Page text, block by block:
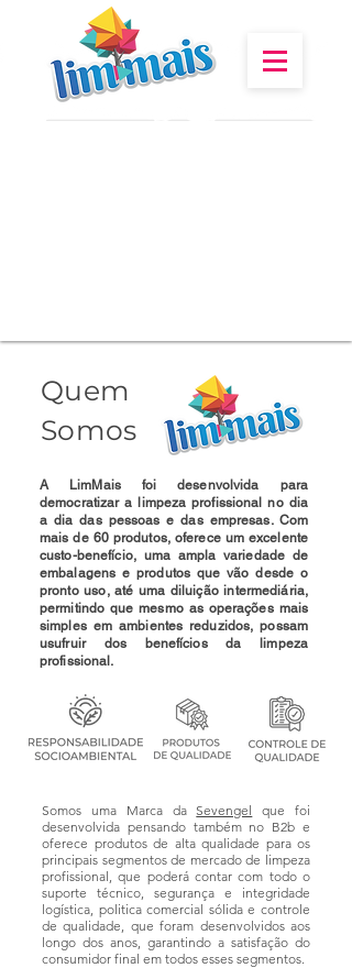
Quem
Somos
A LimMais foi desenvolvida para
democratizar a limpeza profissional no dia
a dia das pessoas e das empresas. Com
mais de 60 produtos, oferece um excelente
custo-benefício, uma ampla variedade de
embalagens e produtos que vão desde o
pronto uso, até uma diluição intermediária,
permitindo que mesmo as operações mais
simples em ambientes reduzidos, possam
usufruir dos benefícios da limpeza
profissional.
Somos uma Marca daSevengel que foi
desenvolvida pensando também no B2b e
oferece produtos de alta qualidade para os
principais segmentos de mercado de limpeza
profissional, que poderá contar com todo o
suporte técnico, segurança e integridade
logística, politica comercial sólida e controle
de qualidade, que foram desenvolvidos aos
longo dos anos, garantindo a satisfação do
consumidor final em todos esses segmentos.